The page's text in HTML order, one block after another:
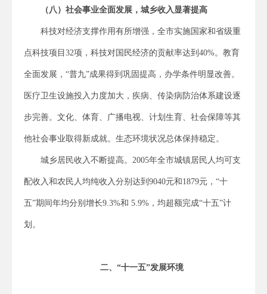
（八）社会事业全面发展，城乡收入显著提高
科技对经济支撑作用有所增强，全市实施国家和省级重
点科技项目32项，科技对国民经济的贡献率达到40%。教育
全面发展，“普九”成果得到巩固提高，办学条件明显改善。
医疗卫生设施投入力度加大，疾病、传染病防治体系建设逐
步完善。文化、体育、广播电视、计划生育、社会保障等其
他社会事业取得新成就。生态环境状况总体保持稳定。
城乡居民收入不断提高。2005年全市城镇居民人均可支
配收入和农民人均纯收入分别达到9040元和1879元，“十
五”期间年均分别增长9.3%和 5.9%，均超额完成“十五”计
划。
二、“十一五”发展环境